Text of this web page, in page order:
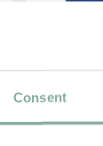
Consent